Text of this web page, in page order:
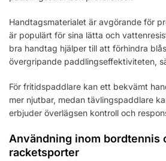
Handtagsmaterialet är avgörande för
är populärt för sina lätta och
bra handtag hjälper till att förhindra
övergripande paddlingseffektiviteten,
För fritidspaddlare kan ett bekvämt
mer njutbar, medan tävlingspaddlare
erbjuder överlägsen kontroll och
Användning inom bordtennis
racketsporter